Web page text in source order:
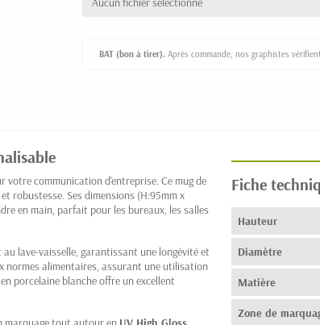
BAT (bon à tirer). Après commande, nos graphistes
votre communication d'entreprise. Ce mug de
robustesse. Ses dimensions (H:95mm x
en main, parfait pour les bureaux, les salles
lave-vaisselle, garantissant une longévité et
normes alimentaires, assurant une utilisation
porcelaine blanche offre un excellent
Fiche
Hauteur
Diamètre
Matière
Zone de